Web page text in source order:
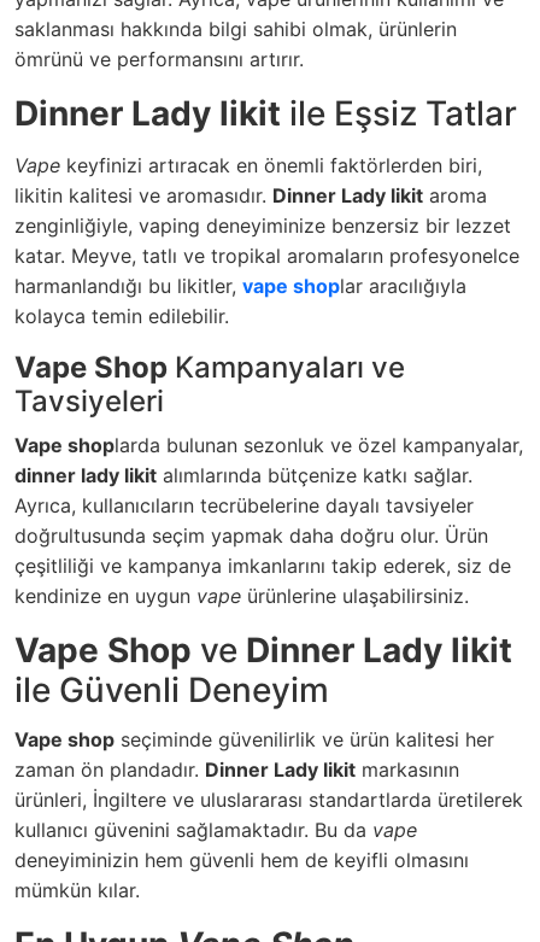
saklanması hakkında bilgi sahibi olmak, ürünlerin
ömrünü ve performansını artırır.
Dinner Lady likit ile Eşsiz Tatlar
Vape keyfinizi artıracak en önemli faktörlerden biri,
likitin kalitesi ve aromasıdır. Dinner Lady likit aroma
zenginliğiyle, vaping deneyiminize benzersiz bir lezzet
katar. Meyve, tatlı ve tropikal aromaların profesyonelce
harmanlandığı bu likitler, vape shoplar aracılığıyla
kolayca temin edilebilir.
Vape Shop Kampanyaları ve
Tavsiyeleri
Vape shoplarda bulunan sezonluk ve özel kampanyalar,
dinner lady likit alımlarında bütçenize katkı sağlar.
Ayrıca, kullanıcıların tecrübelerine dayalı tavsiyeler
doğrultusunda seçim yapmak daha doğru olur. Ürün
çeşitliliği ve kampanya imkanlarını takip ederek, siz de
kendinize en uygun vape ürünlerine ulaşabilirsiniz.
Vape Shop ve Dinner Lady likit
ile Güvenli Deneyim
Vape shop seçiminde güvenilirlik ve ürün kalitesi her
zaman ön plandadır. Dinner Lady likit markasının
ürünleri, İngiltere ve uluslararası standartlarda üretilerek
kullanıcı güvenini sağlamaktadır. Bu da vape
deneyiminizin hem güvenli hem de keyifli olmasını
mümkün kılar.